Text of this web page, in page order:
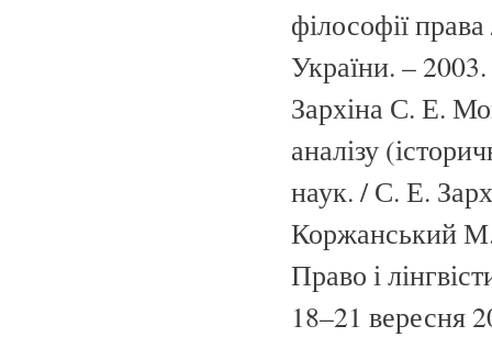
філософії
України. –
Зархіна С. Е.
аналізу
наук. / С. Е.
Коржанський
Право і
18–21 вересня